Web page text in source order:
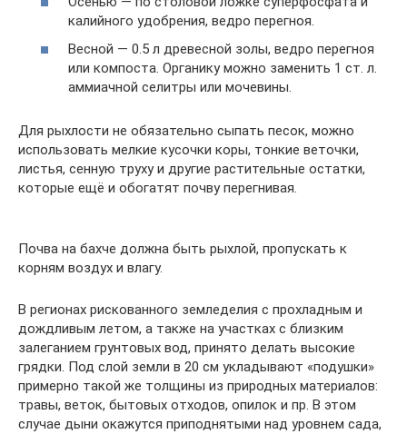
калийного удобрения, ведро перегноя.
Весной — 0.5 л древесной золы, ведро перегноя
или компоста. Органику можно заменить 1 ст. л.
аммиачной селитры или мочевины.
Для рыхлости не обязательно сыпать песок, можно
использовать мелкие кусочки коры, тонкие веточки,
листья, сенную труху и другие растительные остатки,
которые ещё и обогатят почву перегнивая.
Почва на бахче должна быть рыхлой, пропускать к
корням воздух и влагу.
В регионах рискованного земледелия с прохладным и
дождливым летом, а также на участках с близким
залеганием грунтовых вод, принято делать высокие
грядки. Под слой земли в 20 см укладывают «подушки»
примерно такой же толщины из природных материалов:
травы, веток, бытовых отходов, опилок и пр. В этом
случае дыни окажутся приподнятыми над уровнем сада,